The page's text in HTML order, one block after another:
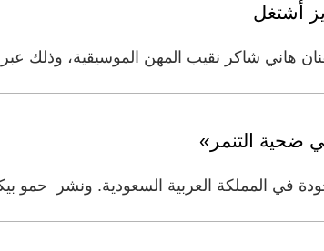
أشتغل
هاني شاكر نقيب المهن الموسيقية، وذلك
ضحية التنمر»
في المملكة العربية السعودية. ونشر حمو